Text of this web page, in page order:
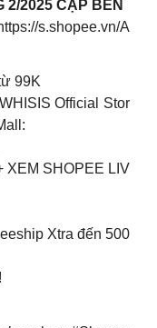
2/2025 CẬP BẾN
s.shopee.vn/A
99K
Official Stor
XEM SHOPEE LIV
Xtra đến 500